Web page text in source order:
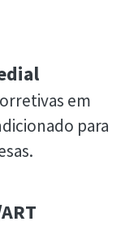
em
para